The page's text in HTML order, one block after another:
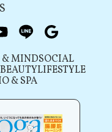
youtubeline
MINDSOCIAL
LIFESTYLE
& SPA